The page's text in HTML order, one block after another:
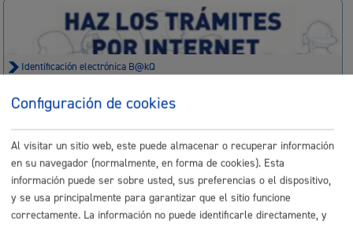
Identificación electrónica B@kQ
Trámites para Empresas
Sede electrónica Nota legal
Buscar
Listado completo de Trámites
Configuración de cookies
Al visitar un sitio web, este puede almacenar o recuperar información
en su navegador (normalmente, en forma de cookies). Esta
información puede ser sobre usted, sus preferencias o el dispositivo,
y se usa principalmente para garantizar que el sitio funcione
correctamente. La información no puede identificarle directamente, y